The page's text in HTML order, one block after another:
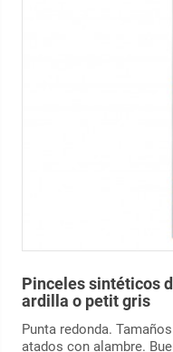
Pinceles sintéticos
ardilla o petit gris
Punta redonda.
atados con alambre.